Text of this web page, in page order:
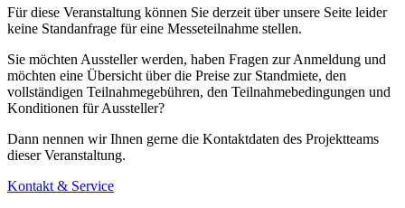
Für diese Veranstaltung können Sie derzeit über unsere Seite leider
keine Standanfrage für eine Messeteilnahme stellen.
Sie möchten Aussteller werden, haben Fragen zur Anmeldung und
möchten eine Übersicht über die Preise zur Standmiete, den
vollständigen Teilnahmegebühren, den Teilnahmebedingungen und
Konditionen für Aussteller?
Dann nennen wir Ihnen gerne die Kontaktdaten des Projektteams
dieser Veranstaltung.
Kontakt & Service